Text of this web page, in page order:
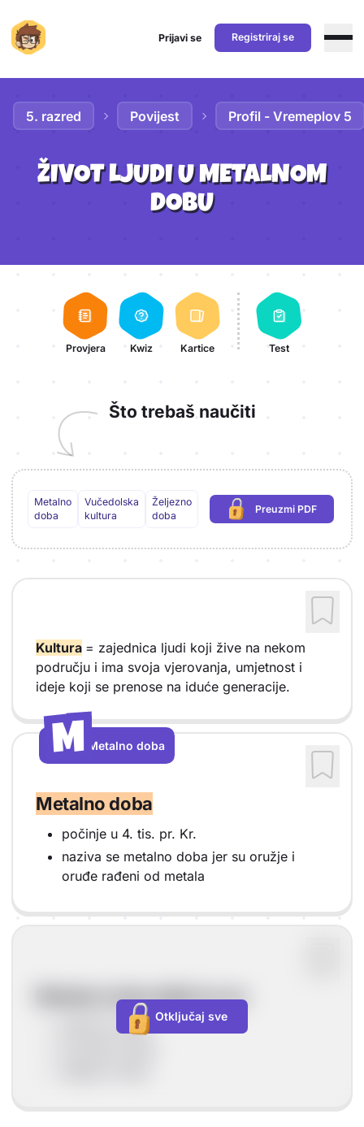
Prijavi se Registriraj se
5. razred Povijest Profil - Vremeplov 5
ŽIVOT LJUDI U METALNOM
DOBU
Aktivnosti lekcije
Provjera Kwiz Kartice Test
Što trebaš naučiti
Metalno
doba
Vučedolska
kultura
Željezno
doba
Preuzmi PDF
(potrebna prijava)
Kultura = zajednica ljudi koji žive na nekom
području i ima svoja vjerovanja, umjetnost i
ideje koji se prenose na iduće generacije.
M
M Metalno doba
Metalno doba
počinje u 4. tis. pr. Kr.
naziva se metalno doba jer su oružje i
oruđe rađeni od metala
Metalno doba dijeli se na:
bakreno doba
Otključaj sve